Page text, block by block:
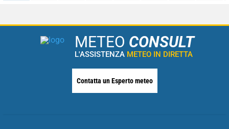
METEO CONSULT
L'ASSISTENZA METEO IN DIRETTA
Contatta un Esperto meteo